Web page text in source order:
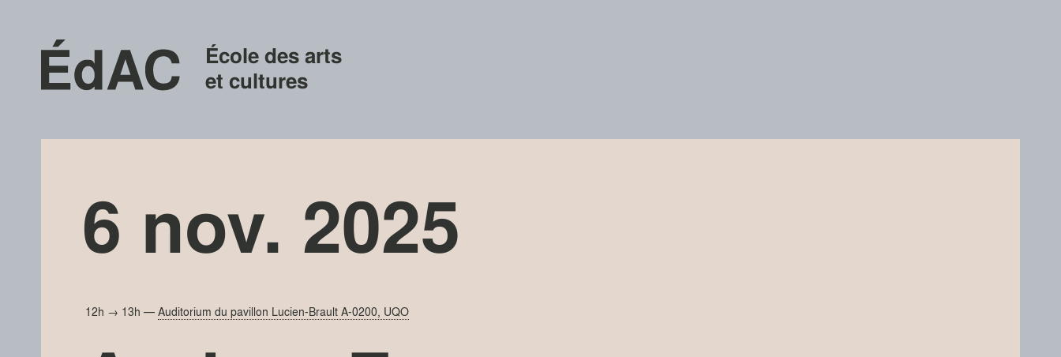
École des arts
et cultures
6 nov. 2025
12h → 13h — Auditorium du pavillon Lucien-Brault A-0200, UQO